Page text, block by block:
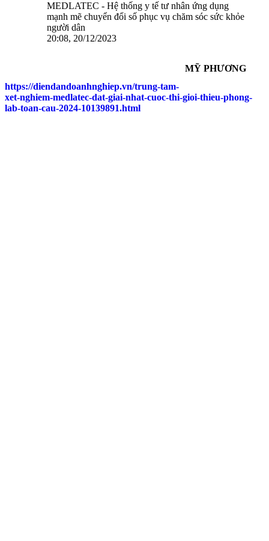
MEDLATEC - Hệ thống y tế tư nhân ứng dụng
mạnh mẽ chuyển đổi số phục vụ chăm sóc sức khỏe
người dân
20:08, 20/12/2023
MỸ PHƯƠNG
https://diendandoanhnghiep.vn/trung-tam-
xet-nghiem-medlatec-dat-giai-nhat-cuoc-thi-gioi-thieu-phong-
lab-toan-cau-2024-10139891.html